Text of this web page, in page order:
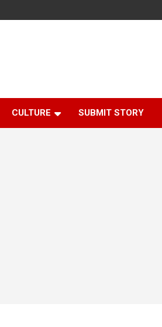
CULTURE SUBMIT STORY